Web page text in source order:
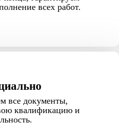
всех работ.
все документы,
квалификацию и